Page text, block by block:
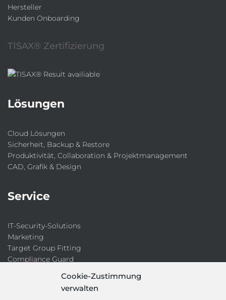
Cookie-Zustimmung
verwalten
Hersteller
Kunden Onboarding
TISAX® Zertifizierung
Lösungen
Cloud Lösungen
Sicherheit, Backup & Restore
Produktivität, Collaboration & Projektmanagement
CAD, Grafik & Design
Service
IT-Security-Solutions
Marketing
Target Group Fitting
Compliance Guard